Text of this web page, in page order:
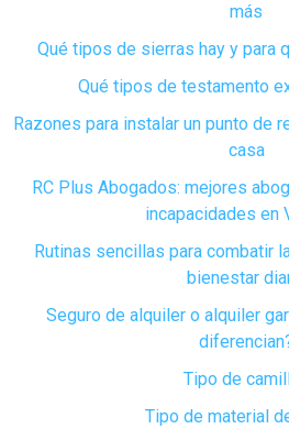
más
Qué tipos de sierras hay y para
Qué tipos de testamento
Razones para instalar un punto de
casa
RC Plus Abogados: mejores
incapacidades en
Rutinas sencillas para combatir
bienestar
Seguro de alquiler o alquiler
Tipo de
Tipo de material